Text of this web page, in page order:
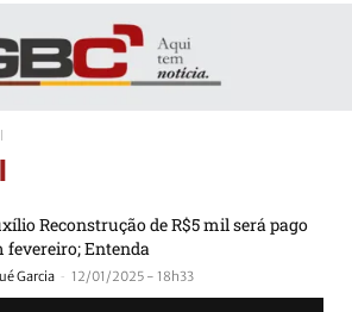
Reconstrução de R$5 mil será pago
fevereiro; Entenda
Garcia - 12/01/2025 - 18h33